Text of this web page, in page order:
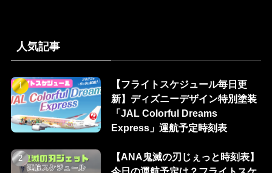
人気記事
【フライトスケジュール毎日更
新】ディズニーデザイン特別塗装
「JAL Colorful Dreams
Express」運航予定時刻表
【ANA鬼滅の刃じぇっと時刻表】